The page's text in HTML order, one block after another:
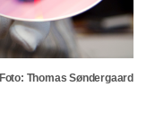
Foto: Thomas Søndergaard